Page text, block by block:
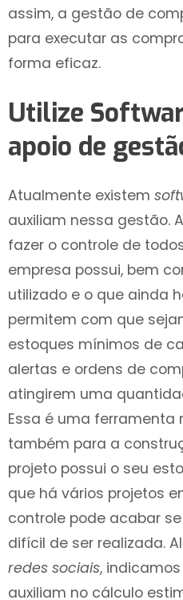
assim, a gestão de
para executar as
forma eficaz.
Utilize
apoio de
Atualmente existem
auxiliam nessa gestão.
fazer o controle de
empresa possui, bem
utilizado e o que ainda
permitem com que
estoques mínimos de
alertas e ordens de
atingirem uma
Essa é uma
também para a
projeto possui o seu
que há vários projetos
controle pode acabar
difícil de ser realizada.
redes sociais,
auxiliam no cálculo